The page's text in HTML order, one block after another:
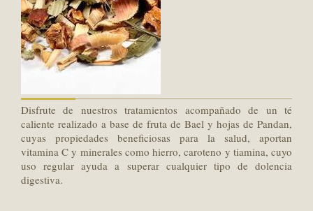
Disfrute de nuestros tratamientos acompañado de un té
caliente realizado a base de fruta de Bael y hojas de Pandan,
cuyas propiedades beneficiosas para la salud, aportan
vitamina C y minerales como hierro, caroteno y tiamina, cuyo
uso regular ayuda a superar cualquier tipo de dolencia
digestiva.